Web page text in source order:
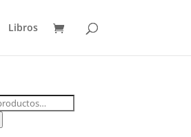
Libros